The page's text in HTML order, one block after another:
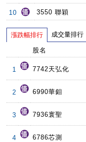
10 3550 聯穎
漲跌幅排行 成交量排行
股名
1 7742天弘化
2 6990華鉬
3 7936寰聖
4 6786芯測